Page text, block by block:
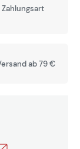
Zahlungsart
ab 79 €